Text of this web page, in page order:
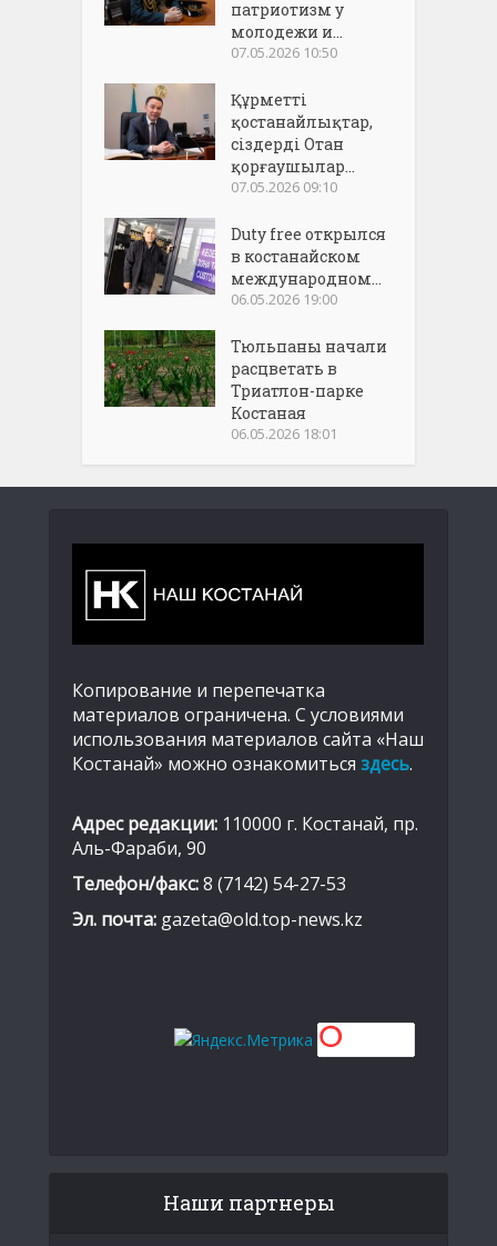
патриотизм у
молодежи и...
07.05.2026 10:50
Құрметті
қостанайлықтар,
сіздерді Отан
қорғаушылар...
07.05.2026 09:10
Duty free открылся
в костанайском
международном...
06.05.2026 19:00
Тюльпаны начали
расцветать в
Триатлон-парке
Костаная
06.05.2026 18:01
Копирование и перепечатка
материалов ограничена. С условиями
использования материалов сайта «Наш
Костанай» можно ознакомиться здесь.
Адрес редакции: 110000 г. Костанай, пр.
Аль-Фараби, 90
Телефон/факс:8 (7142) 54-27-53
Эл. почта: gazeta@old.top-news.kz
Наши партнеры